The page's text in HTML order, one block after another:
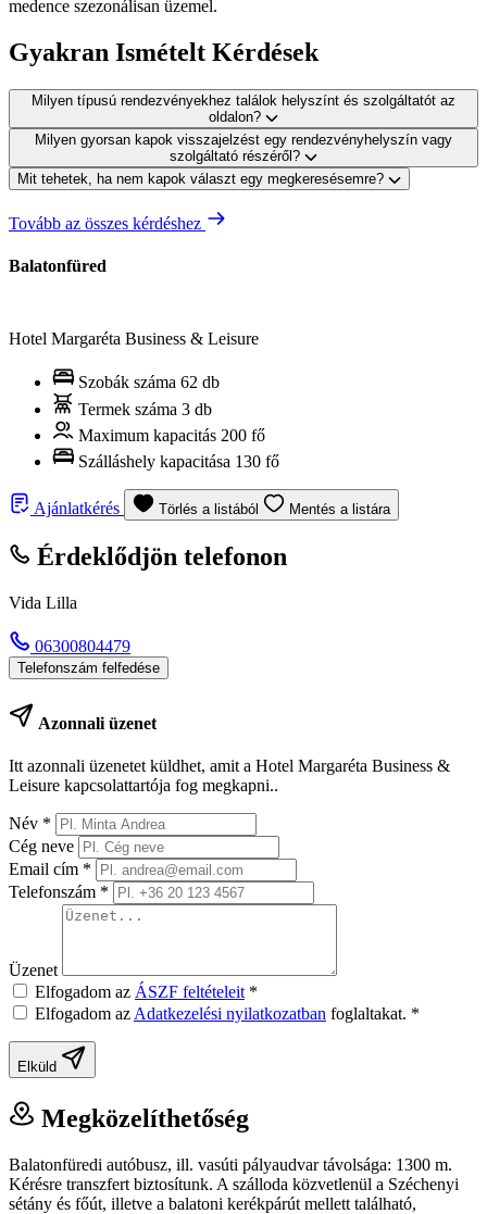
medence szezonálisan üzemel.
Gyakran Ismételt Kérdések
Milyen típusú rendezvényekhez találok helyszínt és szolgáltatót az
oldalon?
Milyen gyorsan kapok visszajelzést egy rendezvényhelyszín vagy
szolgáltató részéről?
Mit tehetek, ha nem kapok választ egy megkeresésemre?
Tovább az összes kérdéshez
Balatonfüred
Hotel Margaréta Business & Leisure
Szobák száma 62 db
Termek száma 3 db
Maximum kapacitás 200 fő
Szálláshely kapacitása 130 fő
Ajánlatkérés Törlés a listából Mentés a listára
Érdeklődjön telefonon
Vida Lilla
06300804479
Telefonszám felfedése
Azonnali üzenet
Itt azonnali üzenetet küldhet, amit a Hotel Margaréta Business &
Leisure kapcsolattartója fog megkapni..
Név *
Cég neve
Email cím *
Telefonszám *
Üzenet
Elfogadom az ÁSZF feltételeit *
Elfogadom azAdatkezelési nyilatkozatban foglaltakat. *
Elküld
Megközelíthetőség
Balatonfüredi autóbusz, ill. vasúti pályaudvar távolsága: 1300 m.
Kérésre transzfert biztosítunk. A szálloda közvetlenül a Széchenyi
sétány és főút, illetve a balatoni kerékpárút mellett található,